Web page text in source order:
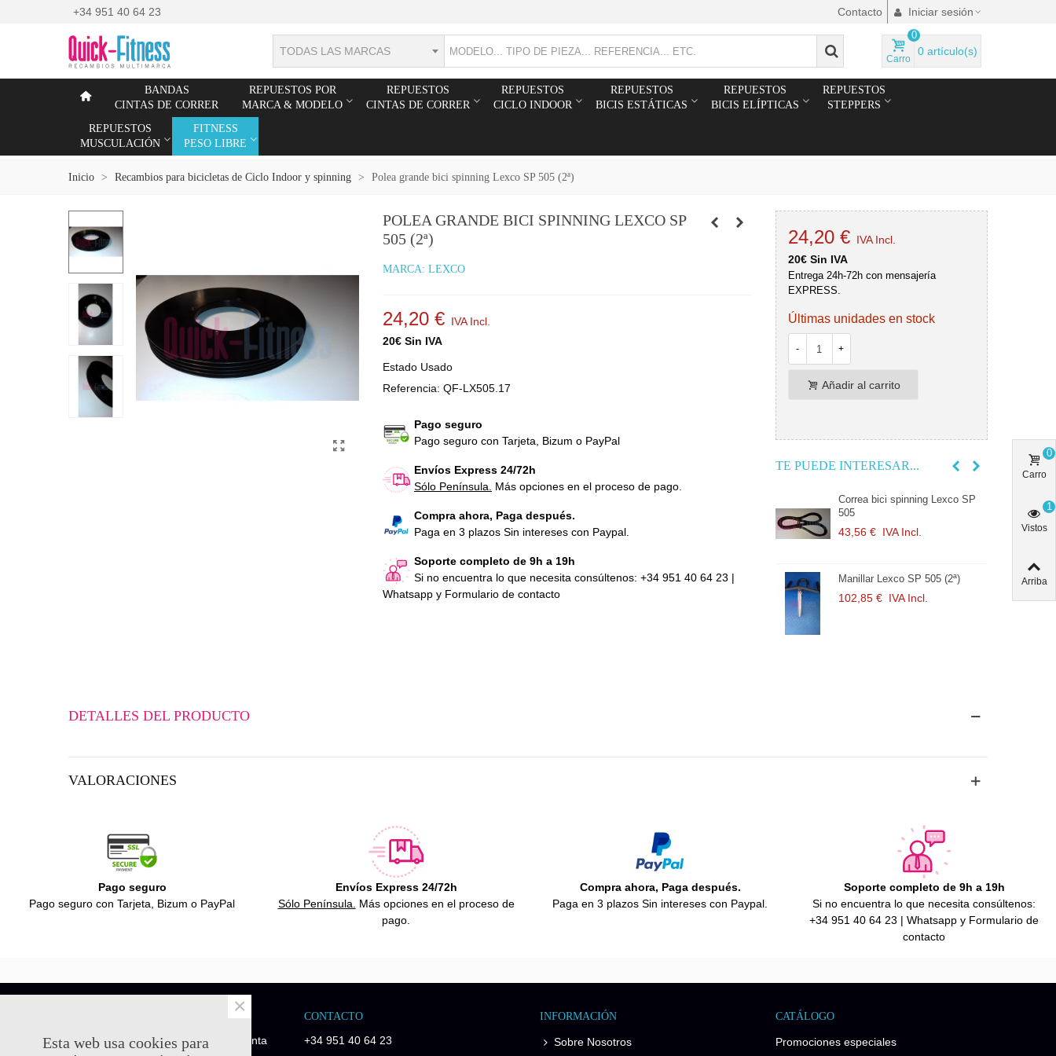
+34 951 40 64 23 Contacto Iniciar sesión
TODAS LAS MARCAS
Carro
0
0 artículo(s)
BANDAS
CINTAS DE CORRER
REPUESTOS POR
MARCA & MODELO
REPUESTOS
CINTAS DE CORRER
REPUESTOS
CICLO INDOOR
REPUESTOS
BICIS ESTÁTICAS
REPUESTOS
BICIS ELÍPTICAS
REPUESTOS
STEPPERS
REPUESTOS
MUSCULACIÓN
FITNESS
PESO LIBRE
Inicio > Recambios para bicicletas de Ciclo Indoor y spinning > Polea grande bici spinning Lexco SP 505 (2ª)
POLEA GRANDE BICI SPINNING LEXCO SP
505 (2ª)
MARCA: LEXCO
24,20 € IVA Incl.
20€ Sin IVA
Estado Usado
Referencia: QF-LX505.17
Pago seguro
Pago seguro con Tarjeta, Bizum o PayPal
Envíos Express 24/72h
Sólo Península.
Más opciones en el proceso de pago.
Compra ahora, Paga después.
Paga en 3 plazos Sin intereses con Paypal.
Soporte completo de 9h a 19h
Si no encuentra lo que necesita consúltenos: +34 951 40 64 23 |
Whatsapp y Formulario de contacto
24,20 € IVA Incl.
20€ Sin IVA
Entrega 24h-72h con mensajería
EXPRESS.
Últimas unidades en stock
- +
Añadir al carrito
TE PUEDE INTERESAR...
505
43,56 € IVA Incl.
Manillar Lexco SP 505 (2ª)
102,85 € IVA Incl.
43,56 €
Manillar Lexco SP 505 (2ª)
Correa bici spinning Lexco SP
505
43,56 € IVA Incl.
Manillar Lexco SP 505 (2ª)
102,85 € IVA Incl.
DETALLES DEL PRODUCTO
VALORACIONES
Pago seguro
Pago seguro con Tarjeta, Bizum o PayPal
Envíos Express 24/72h
Sólo Península. Más opciones en el proceso de
pago.
Compra ahora, Paga después.
Paga en 3 plazos Sin intereses con Paypal.
Soporte completo de 9h a 19h
Si no encuentra lo que necesita consúltenos:
+34 951 40 64 23 | Whatsapp y Formulario de
contacto
Quick-Fitness es una empresa de venta
CONTACTO
+34 951 40 64 23
INFORMACIÓN
Sobre Nosotros
CATÁLOGO
Promociones especiales
Carro
0
Vistos
1
Arriba
Esta web usa cookies para
×